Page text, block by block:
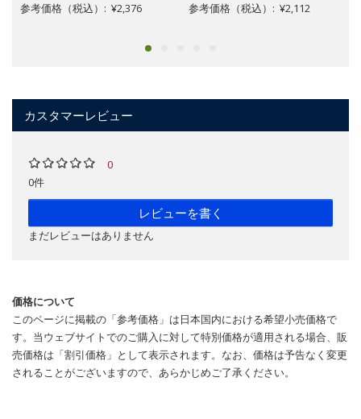
参考価格（税込）: ¥2,376
参考価格（税込）: ¥2,112
カスタマーレビュー
0
0件
レビューを書く
まだレビューはありません
価格について
このページに掲載の「参考価格」は日本国内における希望小売価格で
す。当ウェブサイトでのご購入に対して特別価格が適用される場合、販
売価格は「割引価格」として表示されます。なお、価格は予告なく変更
されることがございますので、あらかじめご了承ください。